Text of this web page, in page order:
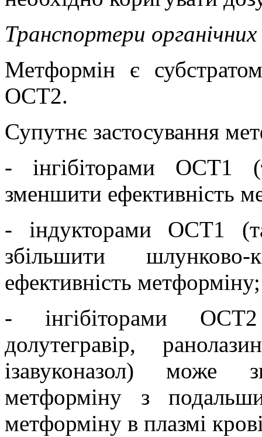
Транспортери
Метформін є
OCT2.
Супутнє застосування
- інгібіторами OCT1
зменшити ефективність
- індукторами OCT1
збільшити
ефективність метформіну;
- інгібіторами
долутегравір,
ізавуконазол) може
метформіну з
метформіну в плазмі